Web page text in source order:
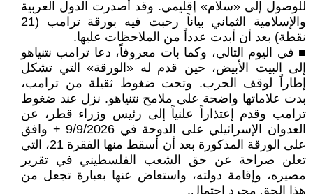
للوصول إلى «سلام» إقليمي. وقد أصدرت الدول العربية
والإسلامية الثماني بياناً رحبت فيه بورقة ترامب (21
نقطة) بعد أن أبدت عدداً من الملاحظات عليها.
■ في اليوم التالي، وكما بات معروفاً، دعا ترامب نتنياهو
إلى البيت الأبيض، حين قدم له «الورقة» التي تشكل
إطاراً لوقف الحرب. وتحت ضغوط ثقيلة من ترامب،
بدت علاماتها واضحة على ملامح نتنياهو. نزل عند ضغوط
ترامب وقدم إعتذاراً علنياً إلى رئيس وزراء قطر، عن
العدوان الإسرائيلي على الدوحة في 9/9/2026 + وافق
على الورقة المذكورة بعد أن أسقط منها الفقرة 21، التي
تعلن صراحة عن حق الشعب الفلسطيني في تقرير
مصيره، وإقامة دولته، واستعاض عنها بعبارة تجعل من
هذا الحق مجرد إحتمال.